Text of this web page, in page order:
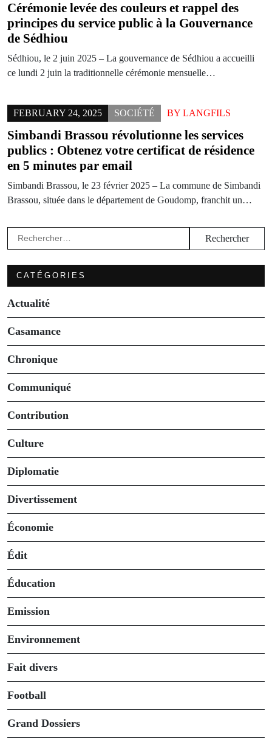
Cérémonie levée des couleurs et rappel des
principes du service public à la Gouvernance
de Sédhiou
Sédhiou, le 2 juin 2025 – La gouvernance de Sédhiou a accueilli
ce lundi 2 juin la traditionnelle cérémonie mensuelle…
FEBRUARY 24, 2025 SOCIÉTÉ BY LANGFILS
Simbandi Brassou révolutionne les services
publics : Obtenez votre certificat de résidence
en 5 minutes par email
Simbandi Brassou, le 23 février 2025 – La commune de Simbandi
Brassou, située dans le département de Goudomp, franchit un…
Rechercher :
CATÉGORIES
Actualité
Casamance
Chronique
Communiqué
Contribution
Culture
Diplomatie
Divertissement
Économie
Édit
Éducation
Emission
Environnement
Fait divers
Football
Grand Dossiers